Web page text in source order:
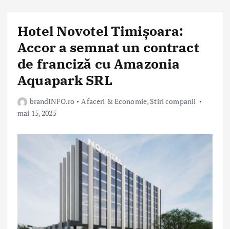
Hotel Novotel Timișoara:
Accor a semnat un contract
de franciză cu Amazonia
Aquapark SRL
brandINFO.ro Afaceri & Economie, Stiri companii
mai 15, 2025